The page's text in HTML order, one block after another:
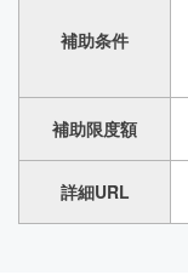
補助条件
補助限度額
詳細URL